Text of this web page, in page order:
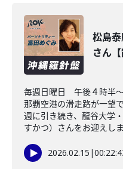
松島泰
さん
毎週日曜日 午後４時半
那覇空港の滑走路が一望
週に引き続き、龍谷大学
すかつ）さんをお迎えし
2026.02.15 |